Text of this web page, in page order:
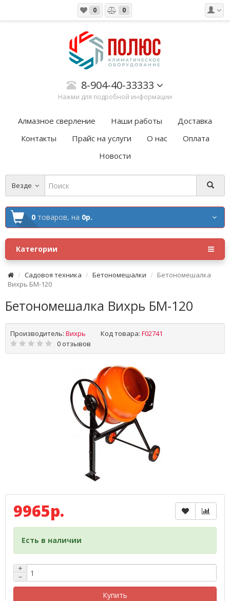
0 0
8-904-40-33333
Нажми для подробной информации
Алмазное сверление Наши работы
Доставка
Контакты
Прайс на услуги О нас
Оплата
Новости
Везде
0 товаров, на 0р.
Категории
Садовоя техника Бетономешалки
Бетономешалка
Вихрь БМ-120
Бетономешалка Вихрь БМ-120
Производитель: Вихрь Код товара: F02741
0 отзывов
9965р.
Есть в наличии
+
−
Купить